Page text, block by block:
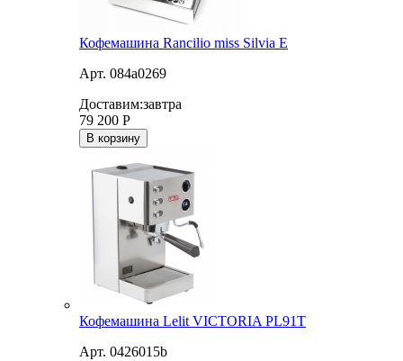
Кофемашина Rancilio miss Silvia E
Арт. 084a0269
Доставим:завтра
79 200 Р
В корзину
Кофемашина Lelit VICTORIA PL91T
Арт. 0426015b